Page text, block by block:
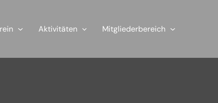
Aktivitäten Mitgliederbereich